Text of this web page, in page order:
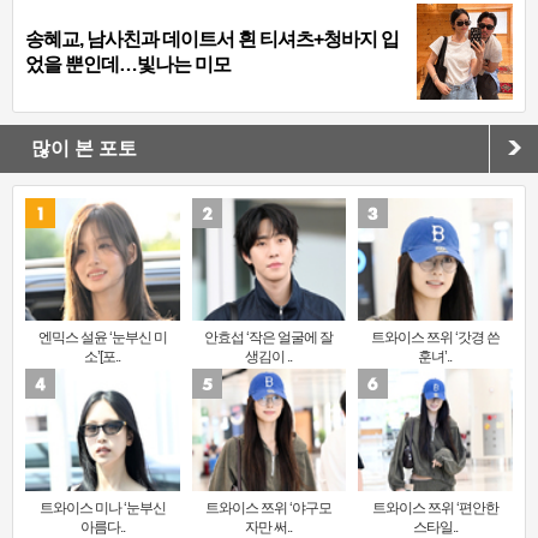
송혜교, 남사친과 데이트서 흰 티셔츠+청바지 입
었을 뿐인데…빛나는 미모
많이 본 포토
엔믹스 설윤 ‘눈부신 미
소’[포..
안효섭 ‘작은 얼굴에 잘
생김이 ..
트와이스 쯔위 ‘갓경 쓴
훈녀’..
트와이스 미나 ‘눈부신
아름다..
트와이스 쯔위 ‘야구모
자만 써..
트와이스 쯔위 ‘편안한
스타일..